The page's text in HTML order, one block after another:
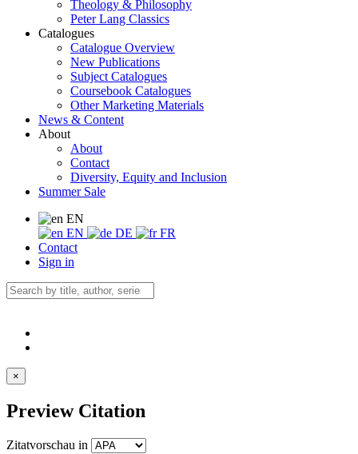
Theology & Philosophy
Peter Lang Classics
Catalogues
Catalogue Overview
New Publications
Subject Catalogues
Coursebook Catalogues
Other Marketing Materials
News & Content
About
About
Contact
Diversity, Equity and Inclusion
Summer Sale
EN
EN
DE
FR
Contact
Sign in
×
Preview Citation
Zitatvorschau in